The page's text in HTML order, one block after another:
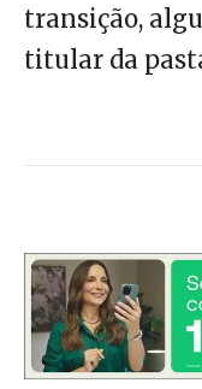
transição,
titular da